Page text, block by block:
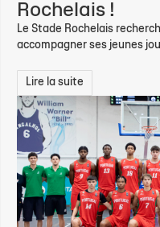
Rochelais !
Le Stade Rochelais
accompagner ses jeunes
Lire la suite